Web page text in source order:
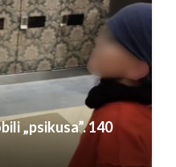
„psikusa”. 140